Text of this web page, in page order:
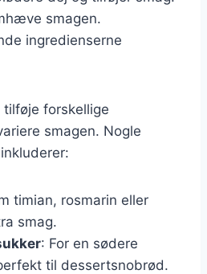
smagen.
ingredienserne
tilføje forskellige
smagen. Nogle
timian, rosmarin eller
smag.
: For en sødere
til dessertsnobrød.